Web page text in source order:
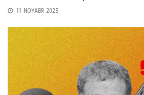
11 NOYABR 2025